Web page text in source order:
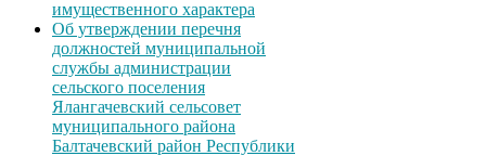
имущественного характера
Об утверждении перечня
должностей муниципальной
службы администрации
сельского поселения
Ялангачевский сельсовет
муниципального района
Балтачевский район Республики